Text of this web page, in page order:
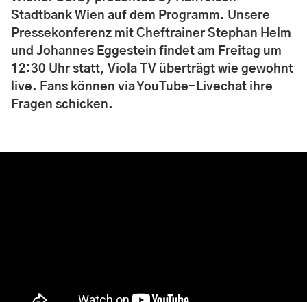
Stadtbank Wien auf dem Programm. Unsere
Pressekonferenz mit Cheftrainer Stephan Helm
und Johannes Eggestein findet am Freitag um
12:30 Uhr statt, Viola TV überträgt wie gewohnt
live. Fans können via YouTube-Livechat ihre
Fragen schicken.